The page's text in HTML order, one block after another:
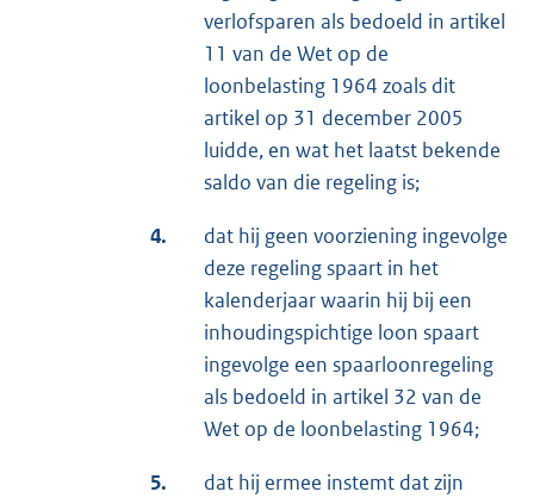
verlofsparen als bedoeld in artikel
11 van de Wet op de
loonbelasting 1964 zoals dit
artikel op 31 december 2005
luidde, en wat het laatst bekende
saldo van die regeling is;
4.
dat hij geen voorziening ingevolge
deze regeling spaart in het
kalenderjaar waarin hij bij een
inhoudingspichtige loon spaart
ingevolge een spaarloonregeling
als bedoeld in artikel 32 van de
Wet op de loonbelasting 1964;
5.
dat hij ermee instemt dat zijn